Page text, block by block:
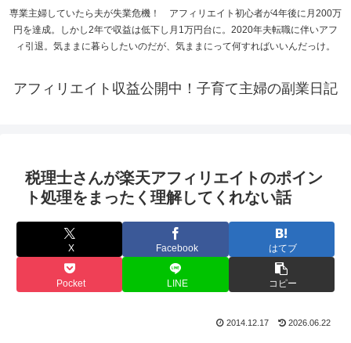
専業主婦していたら夫が失業危機！ アフィリエイト初心者が4年後に月200万
円を達成。しかし2年で収益は低下し月1万円台に。2020年夫転職に伴いアフ
ィ引退。気ままに暮らしたいのだが、気ままにって何すればいいんだっけ。
アフィリエイト収益公開中！子育て主婦の副業日記
税理士さんが楽天アフィリエイトのポイン
ト処理をまったく理解してくれない話
X Facebook はてブ
Pocket LINE コピー
2014.12.17 2026.06.22